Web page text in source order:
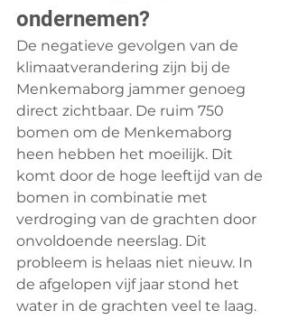
ondernemen?
De negatieve gevolgen van de
klimaatverandering zijn bij de
Menkemaborg jammer genoeg
direct zichtbaar. De ruim 750
bomen om de Menkemaborg
heen hebben het moeilijk. Dit
komt door de hoge leeftijd van de
bomen in combinatie met
verdroging van de grachten door
onvoldoende neerslag. Dit
probleem is helaas niet nieuw. In
de afgelopen vijf jaar stond het
water in de grachten veel te laag.